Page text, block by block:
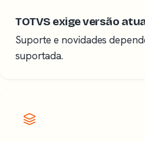
TOTVS exige versão
Suporte e novidades
suportada.